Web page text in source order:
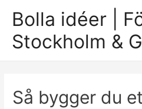
Bolla idéer |
Stockholm &
Så bygger du